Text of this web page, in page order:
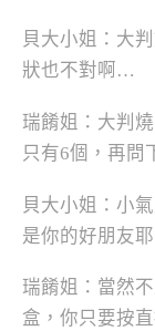
貝大小姐：大
狀也不對啊…
瑞餚姐：大判
只有6個，再問
貝大小姐：小
是你的好朋友
瑞餚姐：當然
盒，你只要按